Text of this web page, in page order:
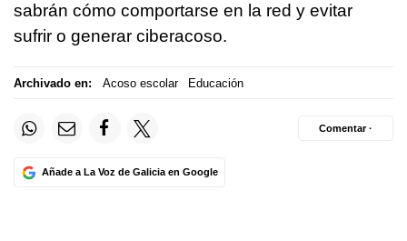
sabrán cómo comportarse en la red y evitar
sufrir o generar ciberacoso.
Archivado en: Acoso escolar Educación
Añade a La Voz de Galicia en Google
Comentar ·